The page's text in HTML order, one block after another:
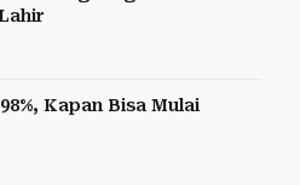
Kapan Bisa Mulai